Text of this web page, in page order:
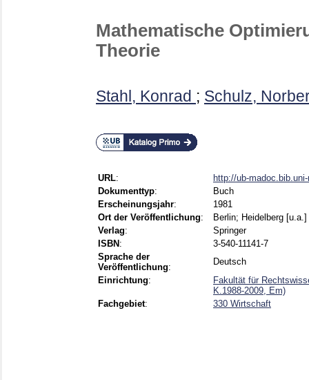
Mathematische
Theorie
Stahl, Konrad ; Schulz,
URL:
http://ub-
Dokumenttyp:
Buch
Erscheinungsjahr:
1981
Ort der Veröffentlichung:
Berlin; Heidelberg [u.a.]
Verlag:
Springer
ISBN :
3-540-11141-7
Sprache der
Veröffentlichung:
Deutsch
Einrichtung:
Fakultät für
K.1988-2009, Em)
Fachgebiet: 330 Wirtschaft